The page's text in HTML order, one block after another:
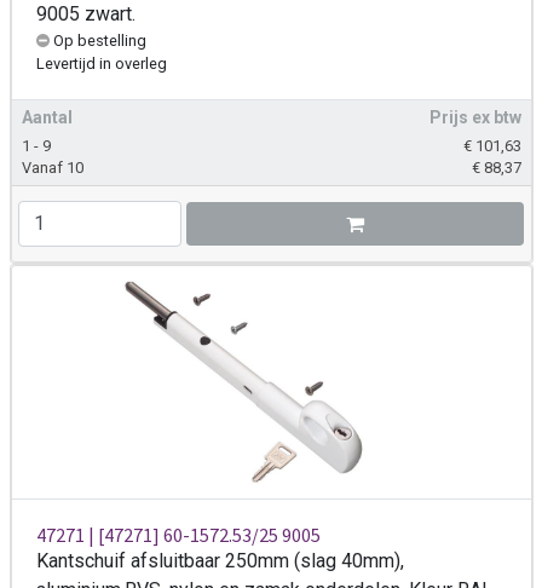
9005 zwart.
Op bestelling
Levertijd in overleg
Aantal Prijs ex btw
1 - 9 € 101,63
Vanaf 10
€ 88,37
47271 | [47271] 60-1572.53/25 9005
Kantschuif afsluitbaar 250mm (slag 40mm),